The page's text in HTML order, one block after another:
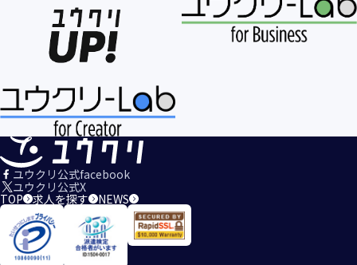
ユウクリ公式facebook
ユウクリ公式X
TOP 求人を探す NEWS